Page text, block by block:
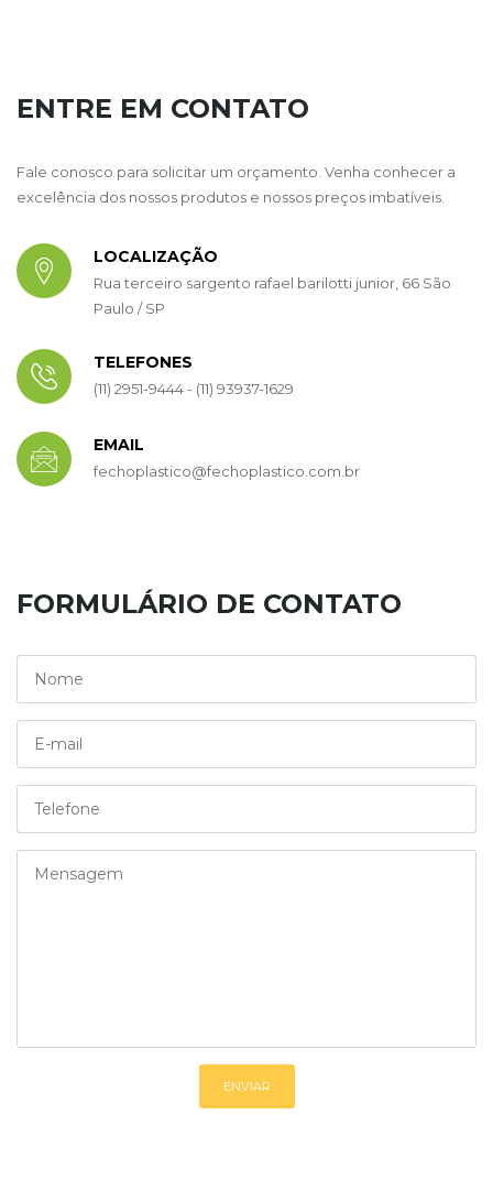
ENTRE EM CONTATO
Fale conosco para solicitar um orçamento. Venha conhecer a
excelência dos nossos produtos e nossos preços imbatíveis.
LOCALIZAÇÃO
Rua terceiro sargento rafael barilotti junior, 66 São
Paulo / SP
TELEFONES
(11) 2951-9444 - (11) 93937-1629
EMAIL
fechoplastico@fechoplastico.com.br
FORMULÁRIO DE CONTATO